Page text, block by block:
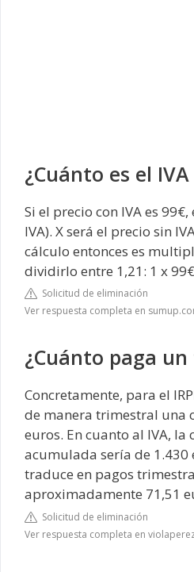
¿Cuánto es el IVA
Si el precio con IVA es
IVA). X será el precio sin
cálculo entonces es
dividirlo entre 1,21: 1 x
Solicitud de eliminación
Ver respuesta completa en
¿Cuánto paga un
Concretamente, para el
de manera trimestral una
euros. En cuanto al IVA,
acumulada sería de 1.430
traduce en pagos
aproximadamente 71,51
Solicitud de eliminación
Ver respuesta completa en